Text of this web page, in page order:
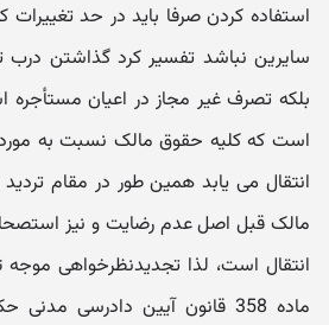
استفاده کردن صرفا باید در حد
سایرین نباشد تفسیر کرد گذاشتن
بلکه تصرف غیر مجاز در اعیان
است که کلیه حقوق مالک نسبت به مورد
انتقال می یابد همین طور در مقام
مالک قبل اصل عدم رضایت و نیز
انتقال است، لذا تجدیدنظرخواهی موجه
ماده 358 قانون آیین دادرسی